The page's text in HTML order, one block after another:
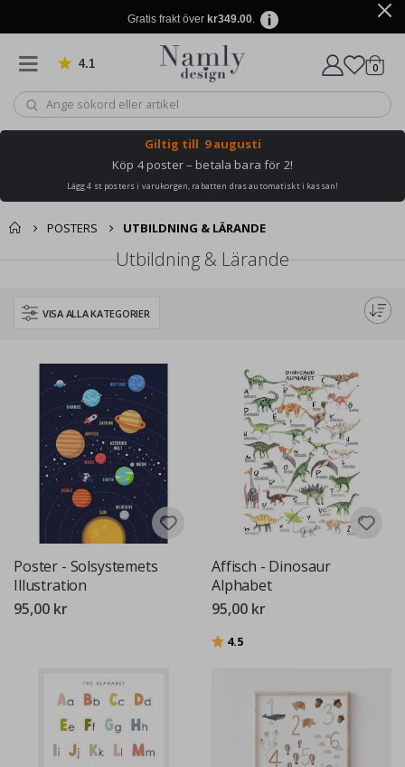
Gratis frakt över kr349.00.
4.1 Baserat på 1019 betyg 0
Giltig till 9 augusti
Köp 4 poster – betala bara för 2!
Lägg 4 st posters i varukorgen, rabatten dras automatiskt i kassan!
POSTERS UTBILDNING & LÄRANDE
Utbildning & Lärande
VISA ALLA KATEGORIER
Poster - Solsystemets
Illustration
95,00 kr
Affisch - Dinosaur
Alphabet
95,00 kr
Betyg:
4.5